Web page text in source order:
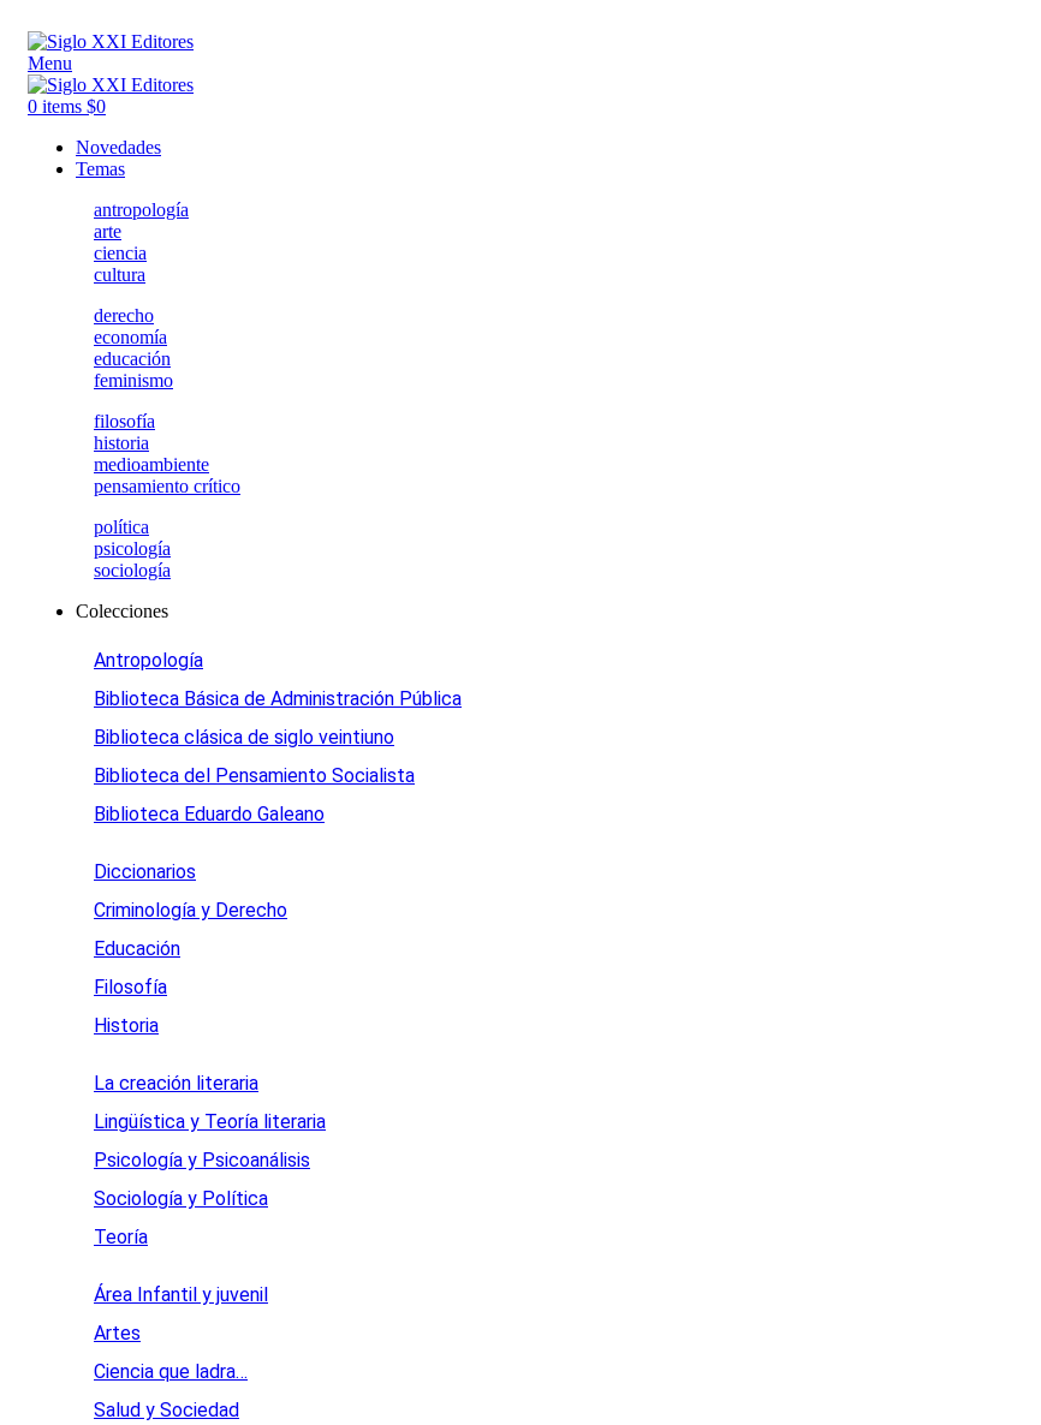
Menu
0 items $0
Novedades
Temas
antropología
arte
ciencia
cultura
derecho
economía
educación
feminismo
filosofía
historia
medioambiente
pensamiento crítico
política
psicología
sociología
Colecciones
Antropología
Biblioteca Básica de Administración Pública
Biblioteca clásica de siglo veintiuno
Biblioteca del Pensamiento Socialista
Biblioteca Eduardo Galeano
Diccionarios
Criminología y Derecho
Educación
Filosofía
Historia
La creación literaria
Lingüística y Teoría literaria
Psicología y Psicoanálisis
Sociología y Política
Teoría
Área Infantil y juvenil
Artes
Ciencia que ladra…
Salud y Sociedad